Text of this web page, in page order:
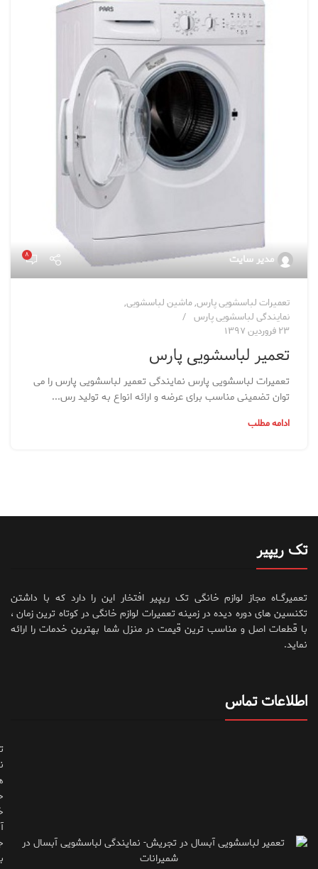
مدیر سایت ۸
تعمیرات لباسشویی پارس,ماشین لباسشویی,
نمایندگی لباسشویی پارس
۲۳ فروردین ۱۳۹۷
تعمیر لباسشویی پارس
تعمیرات لباسشویی پارس نمایندگی تعمیر لباسشویی پارس را می
توان تضمینی مناسب برای عرضه و ارائه انواع به تولید رس...
ادامه مطلب
تک ریپیر
تعمیرگــاه مجاز لوازم خانگی تک ریپیر افتخار این را دارد که با داشتن
تکنسین های دوره دیده در زمینه تعمیرات لوازم خانگی در کوتاه ترین زمان ،
با قطعات اصل و مناسب ترین قیمت در منزل شما بهترین خدمات را ارائه
نماید.
اطلاعات تماس